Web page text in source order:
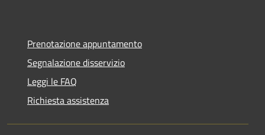
Prenotazione appuntamento
Segnalazione disservizio
Leggi le FAQ
Richiesta assistenza